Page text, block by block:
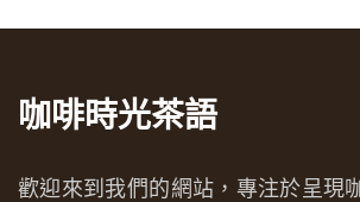
咖啡時光茶語
歡迎來到我們的網站，專注於呈現